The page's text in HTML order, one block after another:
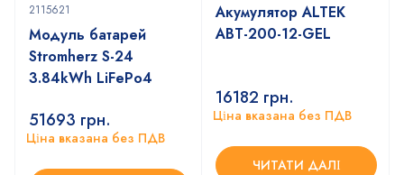
2115621
Модуль батарей
Stromherz S-24
3.84kWh LiFePo4
51693 грн.
Ціна вказана без ПДВ
Акумулятор ALTEK
ABT-200-12-GEL
16182 грн.
Ціна вказана без ПДВ
ЧИТАТИ ДАЛІ